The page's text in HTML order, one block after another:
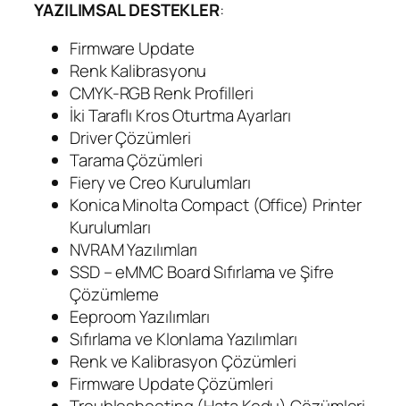
YAZILIMSAL DESTEKLER:
Firmware Update
Renk Kalibrasyonu
CMYK-RGB Renk Profilleri
İki Taraflı Kros Oturtma Ayarları
Driver Çözümleri
Tarama Çözümleri
Fiery ve Creo Kurulumları
Konica Minolta Compact (Office) Printer
Kurulumları
NVRAM Yazılımları
SSD – eMMC Board Sıfırlama ve Şifre
Çözümleme
Eeproom Yazılımları
Sıfırlama ve Klonlama Yazılımları
Renk ve Kalibrasyon Çözümleri
Firmware Update Çözümleri